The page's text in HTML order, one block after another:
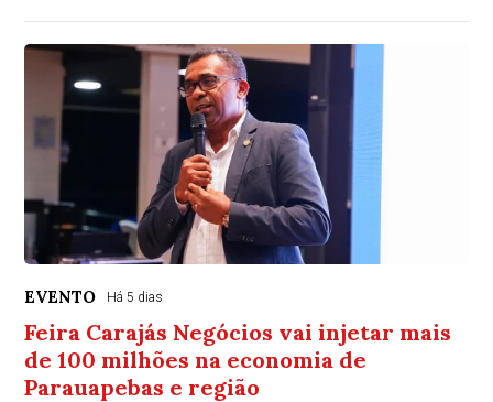
EVENTO Há 5 dias
Feira Carajás Negócios vai injetar mais
de 100 milhões na economia de
Parauapebas e região